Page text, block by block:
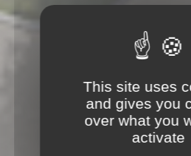
This site uses
and gives you
over what you
activate